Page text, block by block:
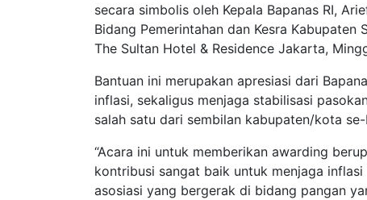
secara simbolis oleh Kepala Bapanas RI,
Bidang Pemerintahan dan Kesra
The Sultan Hotel & Residence Jakarta,
Bantuan ini merupakan apresiasi dari
inflasi, sekaligus menjaga stabilisasi
salah satu dari sembilan kabupaten/kota
“Acara ini untuk memberikan awarding
kontribusi sangat baik untuk menjaga
asosiasi yang bergerak di bidang pangan